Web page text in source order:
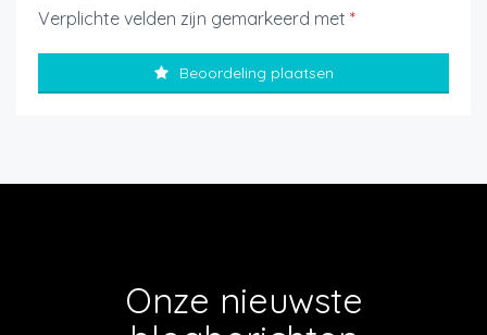
Verplichte velden zijn gemarkeerd met *
Beoordeling plaatsen
Onze nieuwste